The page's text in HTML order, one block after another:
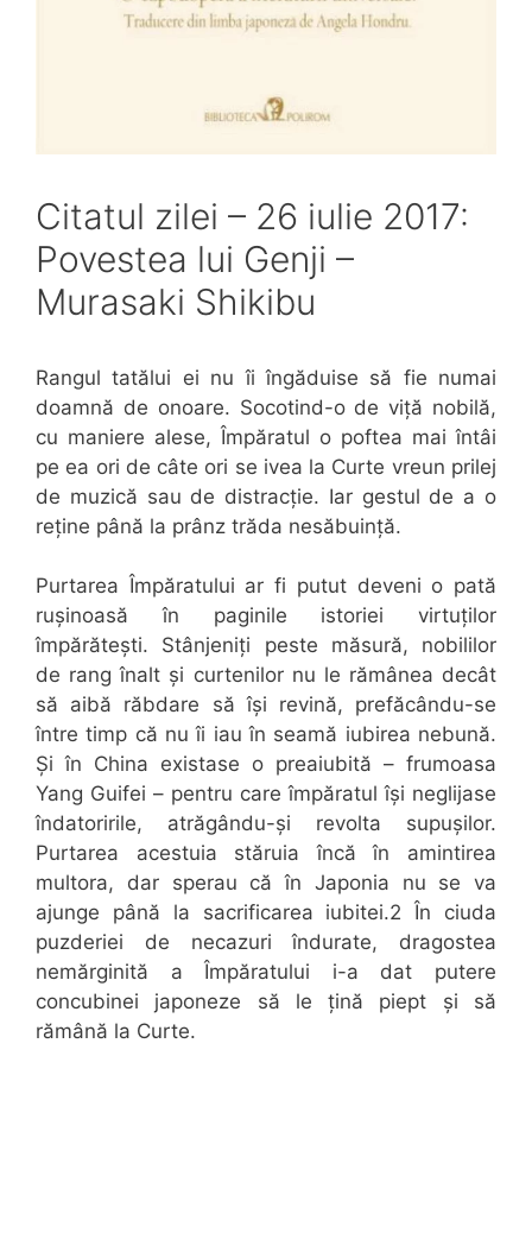
Citatul zilei – 26 iulie 2017:
Povestea lui Genji –
Murasaki Shikibu
Rangul tatălui ei nu îi îngăduise să fie numai
doamnă de onoare. Socotind-o de viță nobilă,
cu maniere alese, Împăratul o poftea mai întâi
pe ea ori de câte ori se ivea la Curte vreun prilej
de muzică sau de distracție. Iar gestul de a o
reține până la prânz trăda nesăbuință.
Purtarea Împăratului ar fi putut deveni o pată
rușinoasă în paginile istoriei virtuților
împărătești. Stânjeniți peste măsură, nobililor
de rang înalt și curtenilor nu le rămânea decât
să aibă răbdare să își revină, prefăcându-se
între timp că nu îi iau în seamă iubirea nebună.
Și în China existase o preaiubită – frumoasa
Yang Guifei – pentru care împăratul își neglijase
îndatoririle, atrăgându-și revolta supușilor.
Purtarea acestuia stăruia încă în amintirea
multora, dar sperau că în Japonia nu se va
ajunge până la sacrificarea iubitei.2 În ciuda
puzderiei de necazuri îndurate, dragostea
nemărginită a Împăratului i-a dat putere
concubinei japoneze să le țină piept și să
rămână la Curte.